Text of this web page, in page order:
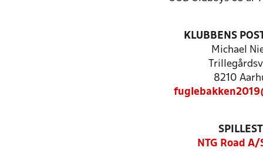
KLUBBENS
Michael
8210
NTG Road A/